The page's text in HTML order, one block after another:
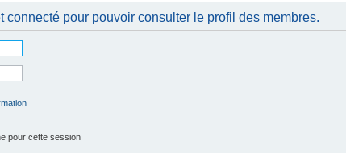
connecté pour pouvoir consulter le profil des membres.
pour cette session